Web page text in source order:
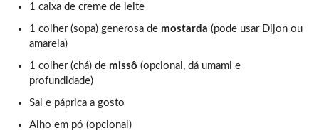
1 caixa de creme de leite
1 colher (sopa) generosa de mostarda (pode usar Dijon ou
amarela)
1 colher (chá) de missô (opcional, dá umami e
profundidade)
Sal e páprica a gosto
Alho em pó (opcional)